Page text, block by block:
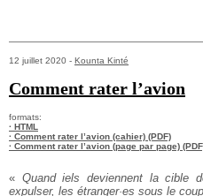
12 juillet 2020 - Kounta Kinté
Comment rater l’avion
formats:
· HTML
· Comment rater l’avion (cahier) (PDF)
· Comment rater l’avion (page par page)
« Quand iels deviennent la cible
expulser, les étranger·es sous le